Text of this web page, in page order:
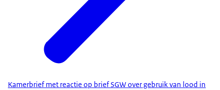
Kamerbrief met reactie op brief SGW over gebruik van lood in